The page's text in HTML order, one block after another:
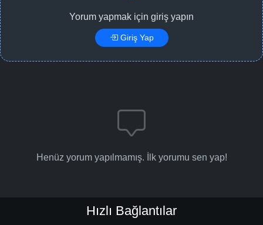
Yorum yapmak için giriş yapın
Giriş Yap
Henüz yorum yapılmamış. İlk yorumu sen yap!
Hızlı Bağlantılar